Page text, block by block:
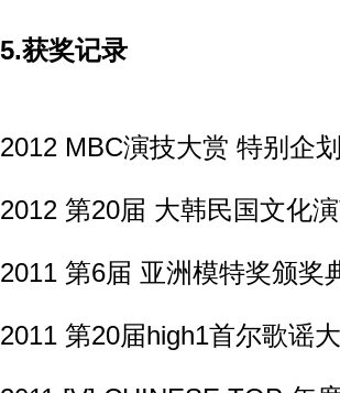
5.获奖记录
2012 MBC演技大赏 特别企
2012 第20届 大韩民国文化
2011 第6届 亚洲模特奖颁奖
2011 第20届high1首尔歌谣